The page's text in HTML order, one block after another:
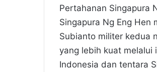
Pertahanan Singapura
Singapura Ng Eng
Subianto militer kedua
yang lebih kuat melalui
Indonesia dan tentara